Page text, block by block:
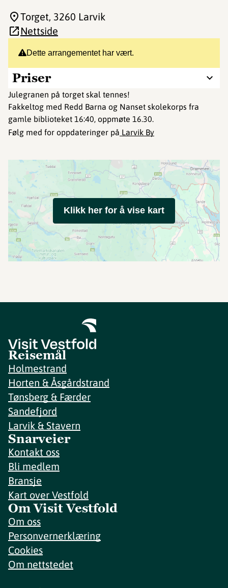
Dette arrangementet har vært.
Priser
Julegranen på torget skal tennes!
Fakkeltog med Redd Barna og Nanset skolekorps fra
gamle biblioteket 16:40, oppmøte 16.30.
Følg med for oppdateringer på Larvik By
Torget, 3260 Larvik
Nettside
Klikk her for å vise kart
Reisemål
Holmestrand
Horten & Åsgårdstrand
Tønsberg & Færder
Sandefjord
Larvik & Stavern
Snarveier
Kontakt oss
Bli medlem
Bransje
Kart over Vestfold
Om Visit Vestfold
Om oss
Personvernerklæring
Cookies
Om nettstedet